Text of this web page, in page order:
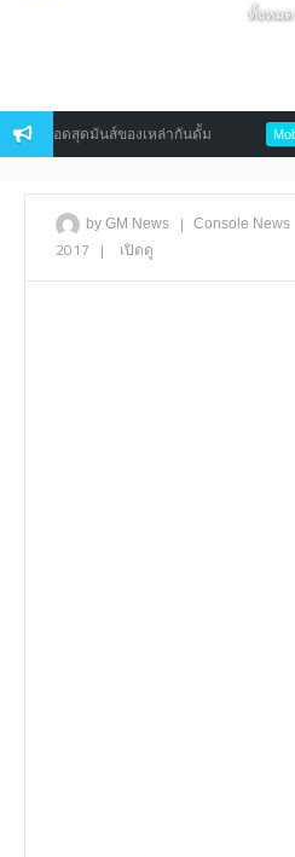
ทั้งหมด
นเดือดสุดมันส์ของเหล่ากันดั้ม Mobile
by GM News | Console News
2017 | เปิดดู